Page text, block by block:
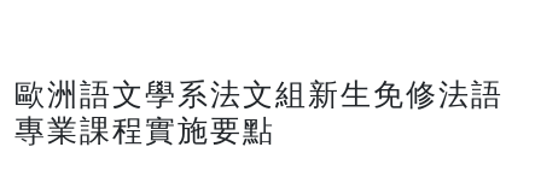
歐洲語文學系法文組新生免修法語
專業課程實施要點